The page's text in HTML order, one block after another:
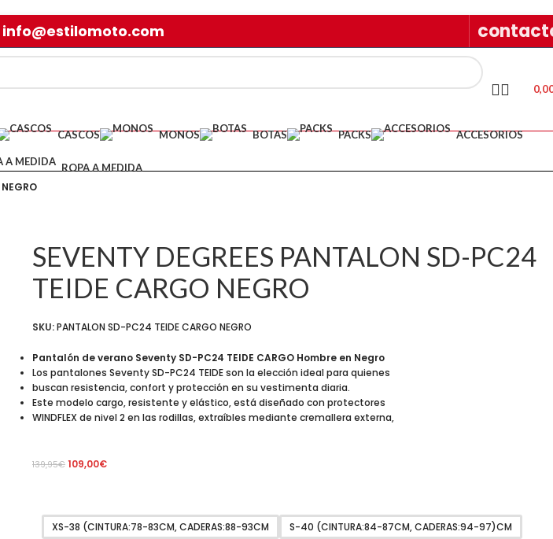
info@estilomoto.com
CASCOS MONOS BOTAS PACKS ACCESORIOS
ROPA A MEDIDA
SEVENTY DEGREES PANTALON SD-PC24
TEIDE CARGO NEGRO
SKU:PANTALON SD-PC24 TEIDE CARGO NEGRO
Pantalón de verano Seventy SD-PC24 TEIDE CARGO Hombre en Negro
Los pantalones Seventy SD-PC24 TEIDE son la elección ideal para quienes
buscan resistencia, confort y protección en su vestimenta diaria.
Este modelo cargo, resistente y elástico, está diseñado con protectores
WINDFLEX de nivel 2 en las rodillas, extraíbles mediante cremallera externa,
139,95€ 109,00€
XS-38 (CINTURA:78-83CM, CADERAS:88-93CM
S-40 (CINTURA:84-87CM, CADERAS:94-97)CM